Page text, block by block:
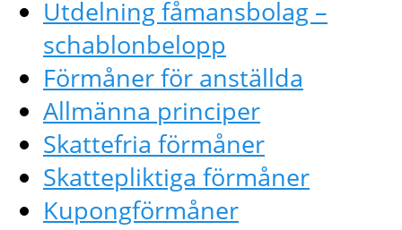
Utdelning fåmansbolag –
schablonbelopp
Förmåner för anställda
Allmänna principer
Skattefria förmåner
Skattepliktiga förmåner
Kupongförmåner